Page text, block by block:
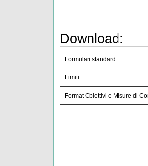
Download:
Formulari standard
Limiti
Format Obiettivi e Misure di